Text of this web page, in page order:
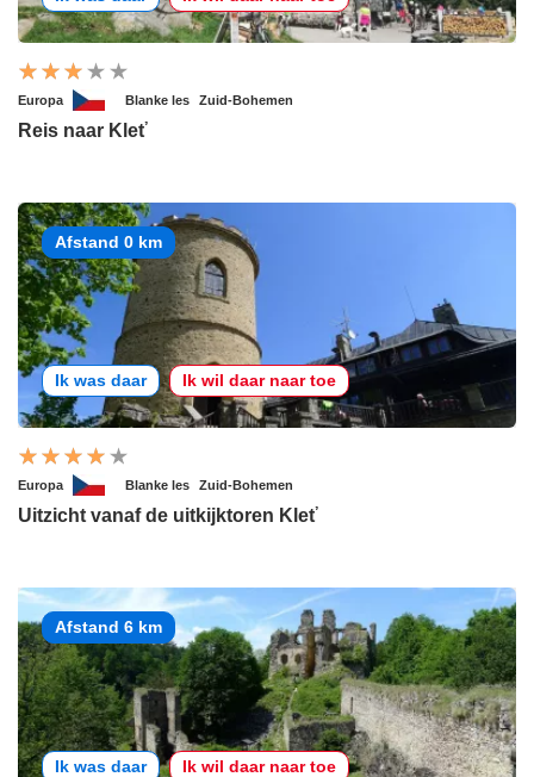
Europa Blanke les Zuid-Bohemen
Reis naar Kleť
Afstand 0 km
Ik was daar Ik wil daar naar toe
Europa Blanke les Zuid-Bohemen
Uitzicht vanaf de uitkijktoren Kleť
Afstand 6 km
Ik was daar Ik wil daar naar toe